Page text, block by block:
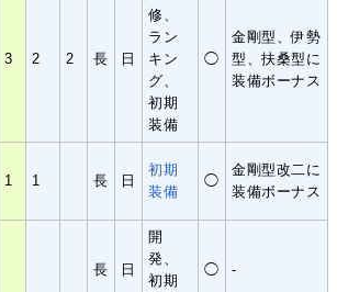
3 2 2 長 日
修、
ラン
キン
グ、
初期
装備
◯
金剛型、伊勢
型、扶桑型に
装備ボーナス
1 1 長 日
初期
装備
◯
金剛型改二に
装備ボーナス
長 日
開
発、
初期
◯ -